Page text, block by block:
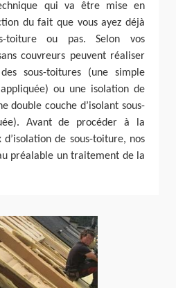
qui va être mise en
du fait que vous ayez déjà
toiture ou pas. Selon vos
couvreurs peuvent réaliser
sous-toitures (une simple
ou une isolation de
double couche d’isolant sous-
Avant de procéder à la
de sous-toiture, nos
préalable un traitement de la